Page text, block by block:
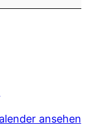
ansehen